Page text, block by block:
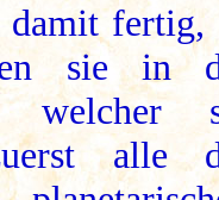
damit fertig,
sie in
welcher
alle